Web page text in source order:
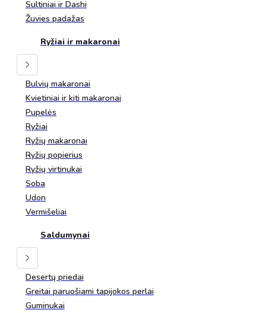
Sultiniai ir Dashi
Žuvies padažas
Ryžiai ir makaronai
Bulvių makaronai
Kvietiniai ir kiti makaronai
Pupelės
Ryžiai
Ryžių makaronai
Ryžių popierius
Ryžių virtinukai
Soba
Udon
Vermišeliai
Saldumynai
Desertų priedai
Greitai paruošiami tapijokos perlai
Guminukai